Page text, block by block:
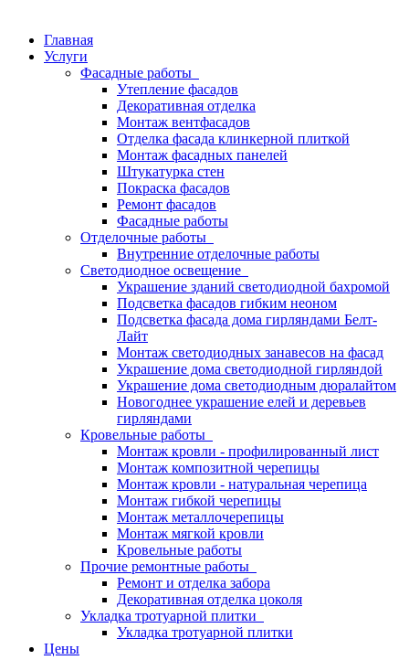
Главная
Услуги
Фасадные работы
Утепление фасадов
Декоративная отделка
Монтаж вентфасадов
Отделка фасада клинкерной плиткой
Монтаж фасадных панелей
Штукатурка стен
Покраска фасадов
Ремонт фасадов
Фасадные работы
Отделочные работы
Внутренние отделочные работы
Светодиодное освещение
Украшение зданий светодиодной бахромой
Подсветка фасадов гибким неоном
Подсветка фасада дома гирляндами Белт-
Лайт
Монтаж светодиодных занавесов на фасад
Украшение дома светодиодной гирляндой
Украшение дома светодиодным дюралайтом
Новогоднее украшение елей и деревьев
гирляндами
Кровельные работы
Монтаж кровли - профилированный лист
Монтаж композитной черепицы
Монтаж кровли - натуральная черепица
Монтаж гибкой черепицы
Монтаж металлочерепицы
Монтаж мягкой кровли
Кровельные работы
Прочие ремонтные работы
Ремонт и отделка забора
Декоративная отделка цоколя
Укладка тротуарной плитки
Укладка тротуарной плитки
Цены